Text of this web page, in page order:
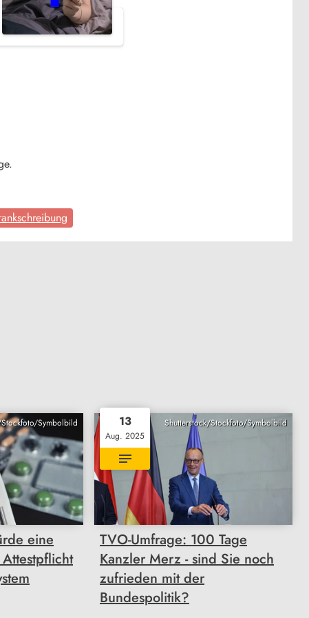
Symbolbild
eine
Shutterstock/Stockfoto/Symbolbild
13
Aug. 2025
TVO-Umfrage: 100 Tage
Kanzler Merz - sind Sie noch
zufrieden mit der
Bundespolitik?